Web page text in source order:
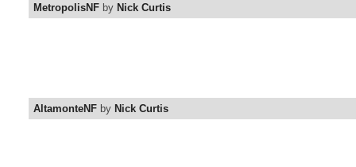
MetropolisNF by Nick Curtis
AltamonteNF by Nick Curtis